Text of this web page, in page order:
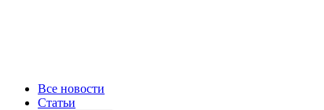
Все новости
Статьи